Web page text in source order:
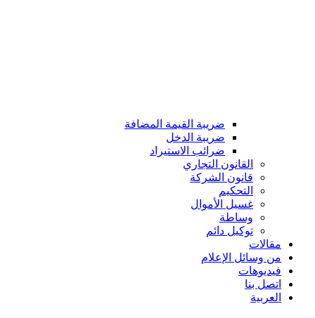
ضريبة القيمة المضافة
ضريبة الدخل
ضرائب الاستيراد
القانون التجاري
قانون الشركة
التحكيم
غسيل الأموال
وساطة
توكيل دائم
مقالات
من وسائل الإعلام
فيديوهات
اتصل بنا
العربية